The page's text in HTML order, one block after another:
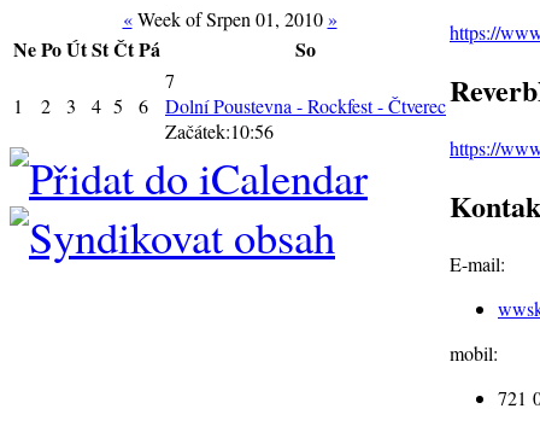
«Week of Srpen 01, 2010»
NePoÚtStČtPá So
1 2 3 4 5 6
7
Dolní Poustevna - Rockfest - Čtverec
Začátek:10:56
https://
https://
E-mail:
mobil:
721